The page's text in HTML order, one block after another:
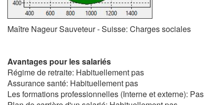
Maître Nageur Sauveteur - Suisse: Charges sociales
Avantages pour les salariés
Régime de retraite: Habituellement pas
Assurance santé: Habituellement pas
Les formations professionnelles (Interne et externe): Pas